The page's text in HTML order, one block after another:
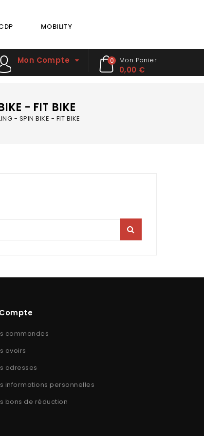
MOBILITY
Mon Panier
0,00 €
0
Mon Compte
- FIT BIKE
- SPIN BIKE - FIT BIKE
commandes
avoirs
adresses
informations personnelles
bons de réduction